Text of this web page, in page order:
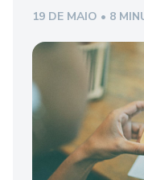
19 DE MAIO • 8